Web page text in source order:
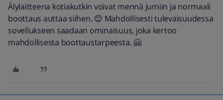
Älylaitteena kotiakutkin voivat mennä jumiin ja normaali
boottaus auttaa siihen. 😊 Mahdollisesti tulevaisuudessa
sovellukseen saadaan ominaisuus, joka kertoo
mahdollisesta boottaustarpeesta. 🤗